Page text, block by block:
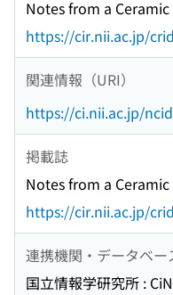
Notes from a
https://cir.nii.ac.jp/
関連情報（URI）
https://ci.nii.ac.jp/
掲載誌
Notes from a
https://cir.nii.ac.jp/
連携機関・データベー
国立情報学研究所 :